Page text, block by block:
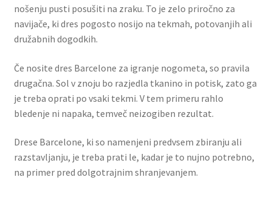
nošenju pusti posušiti na zraku. To je zelo priročno za
navijače, ki dres pogosto nosijo na tekmah, potovanjih ali
družabnih dogodkih.
Če nosite dres Barcelone za igranje nogometa, so pravila
drugačna. Sol v znoju bo razjedla tkanino in potisk, zato ga
je treba oprati po vsaki tekmi. V tem primeru rahlo
bledenje ni napaka, temveč neizogiben rezultat.
Drese Barcelone, ki so namenjeni predvsem zbiranju ali
razstavljanju, je treba prati le, kadar je to nujno potrebno,
na primer pred dolgotrajnim shranjevanjem.